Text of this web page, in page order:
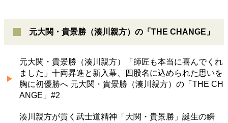
元大関・貴景勝（湊川親方）の「THE CHANGE」
元大関・貴景勝（湊川親方）「師匠も本当に喜んでくれ
ました」十両昇進と新入幕、四股名に込められた思いを
胸に初優勝へ 元大関・貴景勝（湊川親方）の「THE CH
ANGE」#2
湊川親方が貫く武士道精神「大関・貴景勝」誕生の瞬